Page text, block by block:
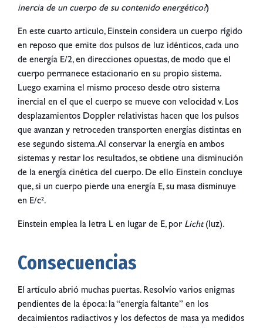
inercia de un cuerpo de su contenido energético?)
En este cuarto articulo, Einstein considera un cuerpo rígido
en reposo que emite dos pulsos de luz idénticos, cada uno
de energía E/2, en direcciones opuestas, de modo que el
cuerpo permanece estacionario en su propio sistema.
Luego examina el mismo proceso desde otro sistema
inercial en el que el cuerpo se mueve con velocidad v. Los
desplazamientos Doppler relativistas hacen que los pulsos
que avanzan y retroceden transporten energías distintas en
ese segundo sistema. Al conservar la energía en ambos
sistemas y restar los resultados, se obtiene una disminución
de la energía cinética del cuerpo. De ello Einstein concluye
que, si un cuerpo pierde una energía E, su masa disminuye
en E/c².
Einstein emplea la letra L en lugar de E, por Licht(luz).
Consecuencias
El artículo abrió muchas puertas. Resolvío varios enigmas
pendientes de la época: la “energía faltante” en los
decaimientos radiactivos y los defectos de masa ya medidos